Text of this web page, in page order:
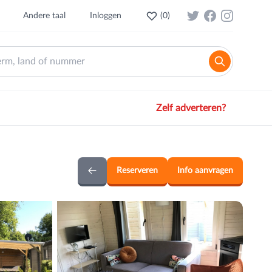
Andere taal Inloggen (0)
Zelf adverteren?
Reserveren Info aanvragen